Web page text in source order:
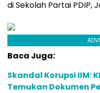
di Sekolah Partai PDIP,
Baca Juga:
Skandal Korupsi IIM:
Temukan Dokumen